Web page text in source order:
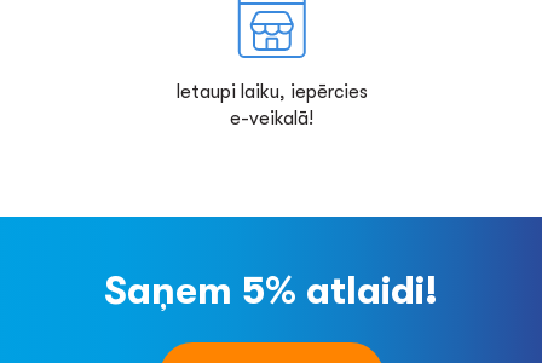
Ietaupi laiku, iepērcies
e-veikalā!
Saņem 5% atlaidi!